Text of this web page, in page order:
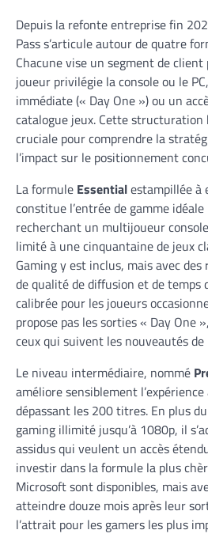
Depuis la refonte entreprise fin
Pass s’articule autour de quatre
Chacune vise un segment de
joueur privilégie la console ou le
immédiate (« Day One ») ou un
catalogue jeux. Cette structuration
cruciale pour comprendre la
l’impact sur le positionnement
La formule Essentialestampillée à
constitue l’entrée de gamme
recherchant un multijoueur
limité à une cinquantaine de jeux
Gaming y est inclus, mais avec
de qualité de diffusion et de temps
calibrée pour les joueurs
propose pas les sorties « Day One
ceux qui suivent les nouveautés de
Le niveau intermédiaire, nommé
améliore sensiblement
dépassant les 200 titres. En plus
gaming illimité jusqu’à 1080p, il
assidus qui veulent un accès
investir dans la formule la plus
Microsoft sont disponibles, mais
atteindre douze mois après leur
l’attrait pour les gamers les plus